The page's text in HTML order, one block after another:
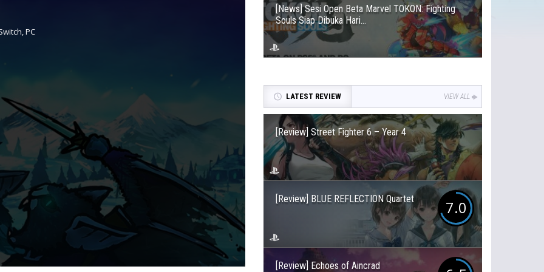
PC
[News] Sesi Open Beta Marvel TOKON: Fighting
Souls Siap Dibuka Hari...
LATEST REVIEW VIEW ALL
[Review] Street Fighter 6 – Year 4
[Review] BLUE REFLECTION Quartet 7.0
[Review] Echoes of Aincrad